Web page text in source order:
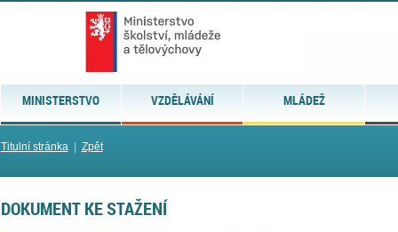
MINISTERSTVO VZDĚLÁVÁNÍ MLÁDEŽ
Titulní stránka| Zpět
DOKUMENT KE STAŽENÍ